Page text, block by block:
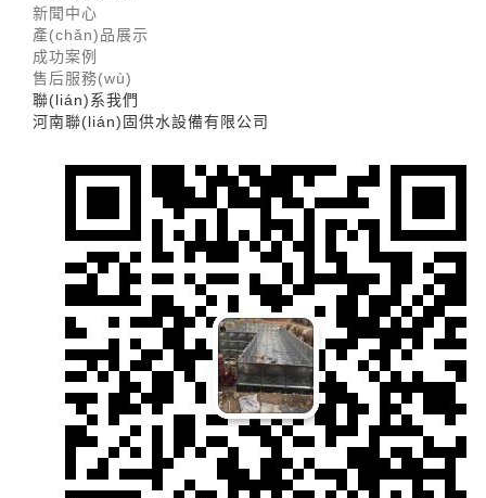
新聞中心
產(chǎn)品展示
成功案例
售后服務(wù)
聯(lián)系我們
河南聯(lián)固供水設備有限公司